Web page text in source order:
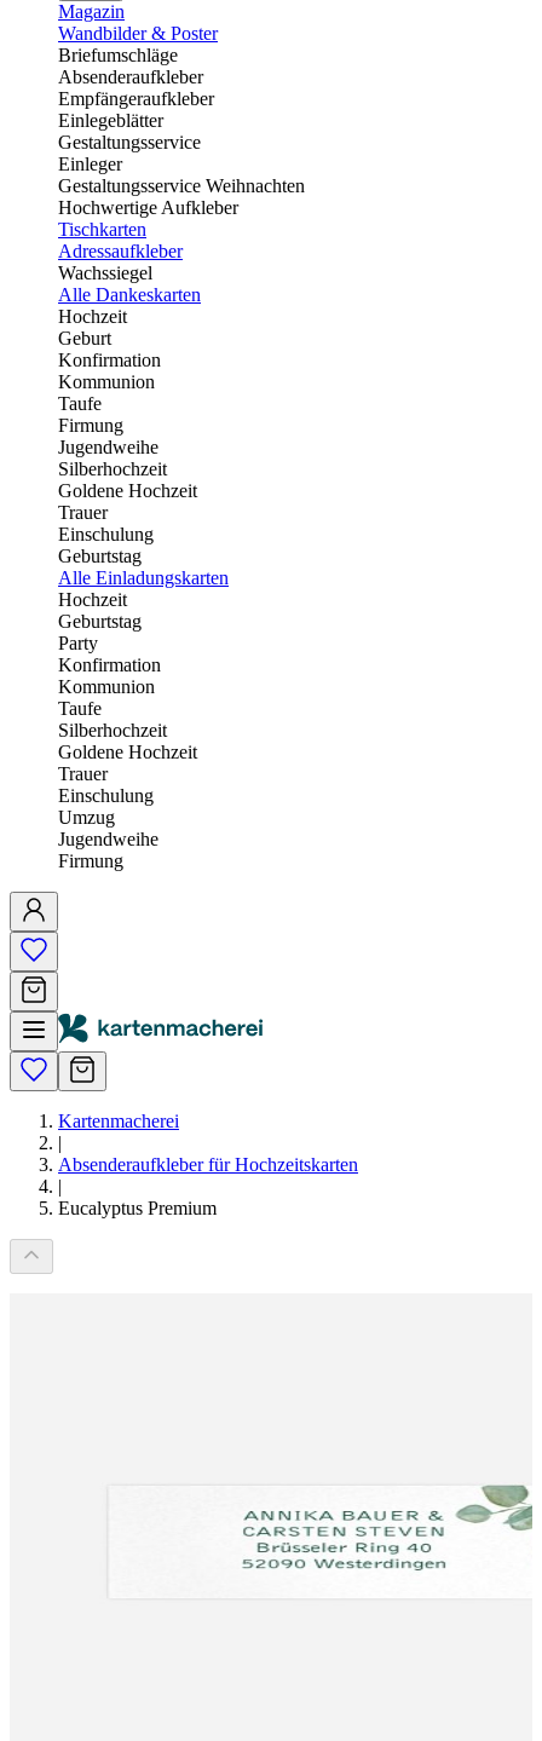
Magazin
Wandbilder & Poster
Briefumschläge
Absenderaufkleber
Empfängeraufkleber
Einlegeblätter
Gestaltungsservice
Einleger
Gestaltungsservice Weihnachten
Hochwertige Aufkleber
Tischkarten
Adressaufkleber
Wachssiegel
Alle Dankeskarten
Hochzeit
Geburt
Konfirmation
Kommunion
Taufe
Firmung
Jugendweihe
Silberhochzeit
Goldene Hochzeit
Trauer
Einschulung
Geburtstag
Alle Einladungskarten
Hochzeit
Geburtstag
Party
Konfirmation
Kommunion
Taufe
Silberhochzeit
Goldene Hochzeit
Trauer
Einschulung
Umzug
Jugendweihe
Firmung
Kartenmacherei
|
Absenderaufkleber für Hochzeitskarten
|
Eucalyptus Premium